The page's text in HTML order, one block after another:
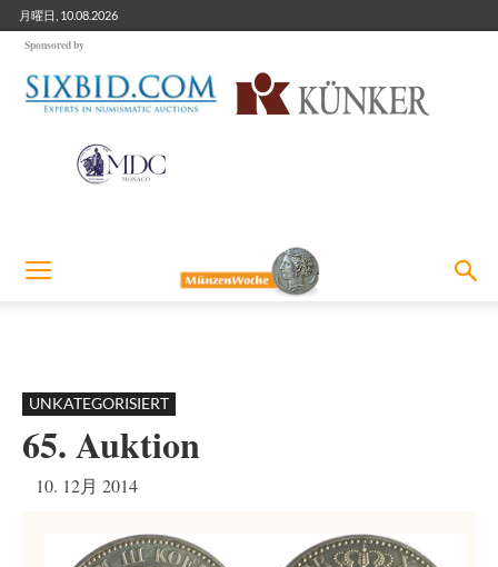
月曜日, 10.08.2026
Sponsored by
UNKATEGORISIERT
65. Auktion
10. 12月 2014